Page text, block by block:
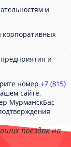
и
корпоративных
и
номер +7 (815)
сайте.
МурманскБас
поездок на